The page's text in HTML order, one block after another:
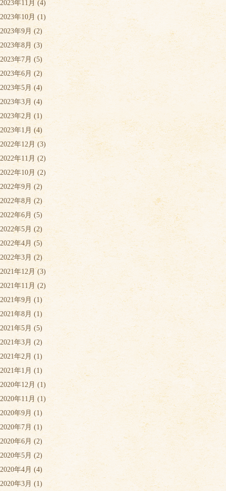
2023年11月(4)
2023年10月(1)
2023年9月 (2)
2023年8月(3)
2023年7月 (5)
2023年6月(2)
2023年5月 (4)
2023年3月(4)
2023年2月 (1)
2023年1月 (4)
2022年12月(3)
2022年11月 (2)
2022年10月 (2)
2022年9月(2)
2022年8月(2)
2022年6月 (5)
2022年5月 (2)
2022年4月 (5)
2022年3月 (2)
2021年12月(3)
2021年11月(2)
2021年9月 (1)
2021年8月 (1)
2021年5月 (5)
2021年3月 (2)
2021年2月 (1)
2021年1月 (1)
2020年12月 (1)
2020年11月 (1)
2020年9月 (1)
2020年7月 (1)
2020年6月 (2)
2020年5月(2)
2020年4月 (4)
2020年3月 (1)